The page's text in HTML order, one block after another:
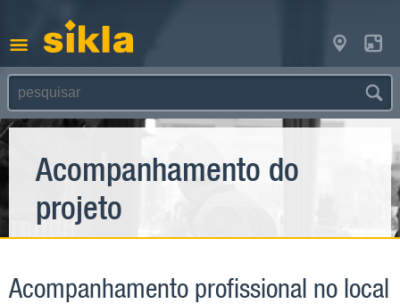
Acompanhamento do
projeto
Acompanhamento profissional no local